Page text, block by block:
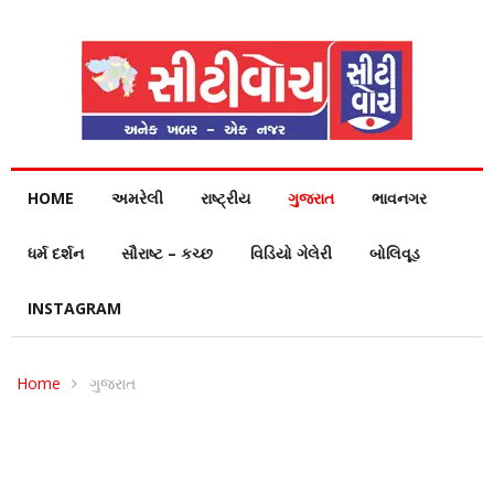
HOME અમરેલી રાષ્ટ્રીય ગુજરાત ભાવનગર
ધર્મ દર્શન સૌરાષ્ટ – કચ્છ વિડિયો ગેલેરી બોલિવૂડ
INSTAGRAM
Home ગુજરાત